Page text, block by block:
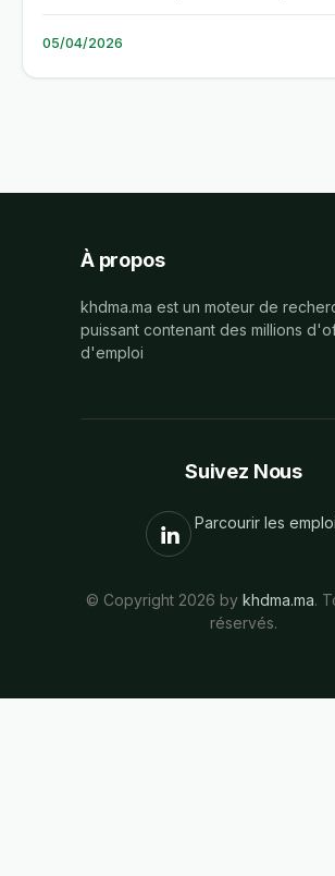
confirme (5 a 10 ans)...
05/04/2026
À propos
khdma.ma est un moteur de
puissant contenant des millions
d'emploi
Suivez Nous
Parcourir les
© Copyright 2026 by khdma.ma.
réservés.